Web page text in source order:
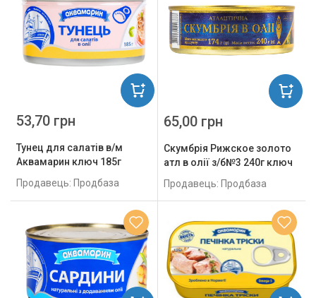
Тунец для салатів в/м
Аквамарин ключ 185г
Продавець: Продбаза
53,70 грн
Скумбрія Рижское золото
атл в олії з/б№3 240г ключ
Продавець: Продбаза
65,00 грн